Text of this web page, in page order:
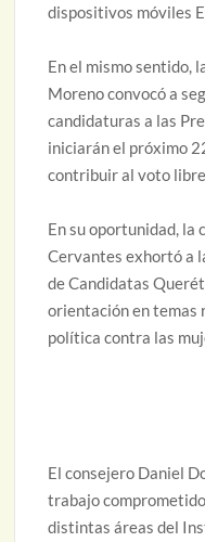
dispositivos móviles
En el mismo sentido,
Moreno convocó a
candidaturas a las
iniciarán el próximo
contribuir al voto
En su oportunidad, la
Cervantes exhortó a
de Candidatas
orientación en temas
política contra las
El consejero Daniel
trabajo
distintas áreas del